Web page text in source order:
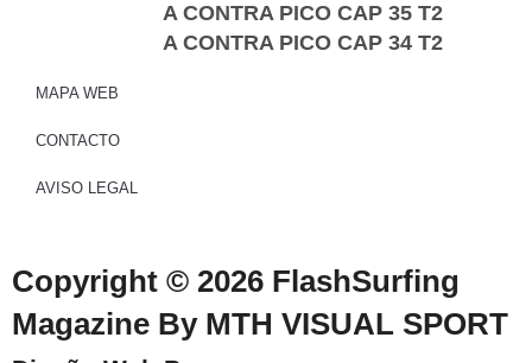
A CONTRA PICO CAP 35 T2
A CONTRA PICO CAP 34 T2
MAPA WEB
CONTACTO
AVISO LEGAL
Copyright © 2026 FlashSurfing
Magazine By MTH VISUAL SPORT